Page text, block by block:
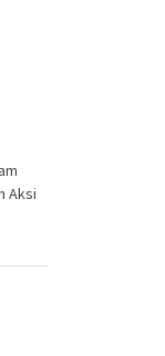
Aksi